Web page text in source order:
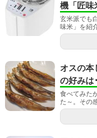
機「匠味
玄米派でも
味米」を紹
オスの本
の好みは
食べてみた
た～。その